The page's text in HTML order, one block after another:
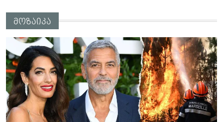
მოზაიკა